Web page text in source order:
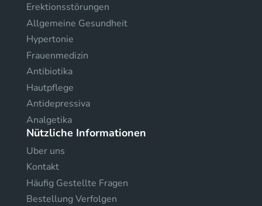
Erektionsstörungen
Allgemeine Gesundheit
Hypertonie
Frauenmedizin
Antibiotika
Hautpflege
Antidepressiva
Analgetika
Nützliche Informationen
Uber uns
Kontakt
Häufig Gestellte Fragen
Bestellung Verfolgen